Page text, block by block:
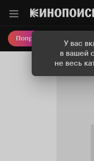
У вас
в вашей
не весь
Попробовать Плюс